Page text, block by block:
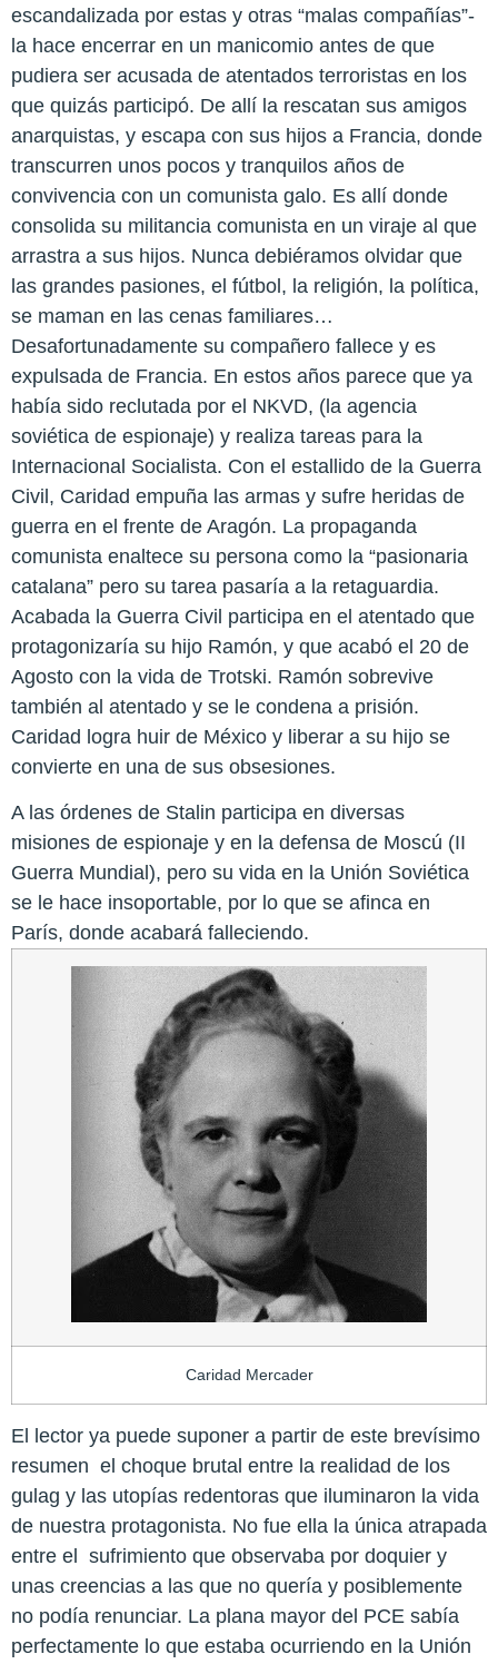
escandalizada por estas y otras “malas compañías”-
la hace encerrar en un manicomio antes de que
pudiera ser acusada de atentados terroristas en los
que quizás participó. De allí la rescatan sus amigos
anarquistas, y escapa con sus hijos a Francia, donde
transcurren unos pocos y tranquilos años de
convivencia con un comunista galo. Es allí donde
consolida su militancia comunista en un viraje al que
arrastra a sus hijos. Nunca debiéramos olvidar que
las grandes pasiones, el fútbol, la religión, la política,
se maman en las cenas familiares…
Desafortunadamente su compañero fallece y es
expulsada de Francia. En estos años parece que ya
había sido reclutada por el NKVD, (la agencia
soviética de espionaje) y realiza tareas para la
Internacional Socialista. Con el estallido de la Guerra
Civil, Caridad empuña las armas y sufre heridas de
guerra en el frente de Aragón. La propaganda
comunista enaltece su persona como la “pasionaria
catalana” pero su tarea pasaría a la retaguardia.
Acabada la Guerra Civil participa en el atentado que
protagonizaría su hijo Ramón, y que acabó el 20 de
Agosto con la vida de Trotski. Ramón sobrevive
también al atentado y se le condena a prisión.
Caridad logra huir de México y liberar a su hijo se
convierte en una de sus obsesiones.
A las órdenes de Stalin participa en diversas
misiones de espionaje y en la defensa de Moscú (II
Guerra Mundial), pero su vida en la Unión Soviética
se le hace insoportable, por lo que se afinca en
París, donde acabará falleciendo.
Caridad Mercader
El lector ya puede suponer a partir de este brevísimo
resumen el choque brutal entre la realidad de los
gulag y las utopías redentoras que iluminaron la vida
de nuestra protagonista. No fue ella la única atrapada
entre el sufrimiento que observaba por doquier y
unas creencias a las que no quería y posiblemente
no podía renunciar. La plana mayor del PCE sabía
perfectamente lo que estaba ocurriendo en la Unión